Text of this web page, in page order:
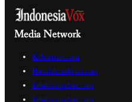
Media Network
Kabartren.com
Portaldemokrasi.com
Edukasiupdate.com
Edukasiupdate.com